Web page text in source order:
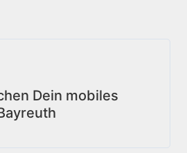
Dein mobiles